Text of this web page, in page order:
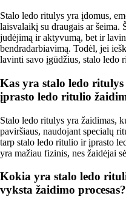
Stalo ledo ritulys yra įdomus,
laisvalaikį su draugais ar šeima.
judėjimą ir aktyvumą, bet ir
bendradarbiavimą. Todėl, jei
lavinti savo įgūdžius, stalo ledo
Kas yra stalo ledo
įprasto ledo ritulio
Stalo ledo ritulys yra žaidimas,
paviršiaus, naudojant specialų
tarp stalo ledo ritulio ir įprasto
yra mažiau fizinis, nes žaidėjai
Kokia yra stalo ledo
vyksta žaidimo procesas?